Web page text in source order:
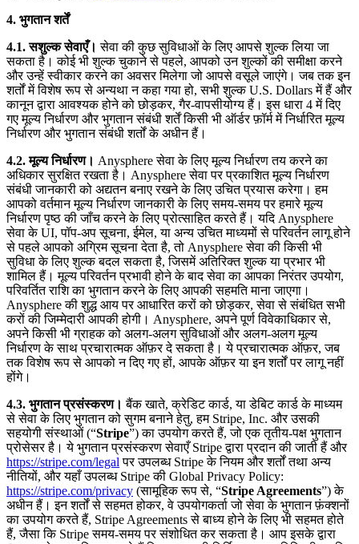
4. भुगतान शर्तें
4.1. सशुल्क सेवाएँ। सेवा की कुछ सुविधाओं के लिए आपसे शुल्क लिया जा
सकता है। कोई भी शुल्क चुकाने से पहले, आपको उन शुल्कों की समीक्षा करने
और उन्हें स्वीकार करने का अवसर मिलेगा जो आपसे वसूले जाएंगे। जब तक इन
शर्तों में विशेष रूप से अन्यथा न कहा गया हो, सभी शुल्क U.S. Dollars में हैं और
कानून द्वारा आवश्यक होने को छोड़कर, गैर-वापसीयोग्य हैं। इस धारा 4 में दिए
गए मूल्य निर्धारण और भुगतान संबंधी शर्तें किसी भी ऑर्डर फ़ॉर्म में निर्धारित मूल्य
निर्धारण और भुगतान संबंधी शर्तों के अधीन हैं।
4.2. मूल्य निर्धारण। Anysphere सेवा के लिए मूल्य निर्धारण तय करने का
अधिकार सुरक्षित रखता है। Anysphere सेवा पर प्रकाशित मूल्य निर्धारण
संबंधी जानकारी को अद्यतन बनाए रखने के लिए उचित प्रयास करेगा। हम
आपको वर्तमान मूल्य निर्धारण जानकारी के लिए समय-समय पर हमारे मूल्य
निर्धारण पृष्ठ की जाँच करने के लिए प्रोत्साहित करते हैं। यदि Anysphere
सेवा के UI, पॉप-अप सूचना, ईमेल, या अन्य उचित माध्यमों से परिवर्तन लागू होने
से पहले आपको अग्रिम सूचना देता है, तो Anysphere सेवा की किसी भी
सुविधा के लिए शुल्क बदल सकता है, जिसमें अतिरिक्त शुल्क या प्रभार भी
शामिल हैं। मूल्य परिवर्तन प्रभावी होने के बाद सेवा का आपका निरंतर उपयोग,
परिवर्तित राशि का भुगतान करने के लिए आपकी सहमति माना जाएगा।
Anysphere की शुद्ध आय पर आधारित करों को छोड़कर, सेवा से संबंधित सभी
करों की जिम्मेदारी आपकी होगी। Anysphere, अपने पूर्ण विवेकाधिकार से,
अपने किसी भी ग्राहक को अलग-अलग सुविधाओं और अलग-अलग मूल्य
निर्धारण के साथ प्रचारात्मक ऑफ़र दे सकता है। ये प्रचारात्मक ऑफ़र, जब
तक विशेष रूप से आपको न दिए गए हों, आपके ऑफ़र या इन शर्तों पर लागू नहीं
होंगे।
4.3. भुगतान प्रसंस्करण। बैंक खाते, क्रेडिट कार्ड, या डेबिट कार्ड के माध्यम
से सेवा के लिए भुगतान को सुगम बनाने हेतु, हम Stripe, Inc. और उसकी
सहयोगी संस्थाओं (“Stripe”) का उपयोग करते हैं, जो एक तृतीय-पक्ष भुगतान
प्रोसेसर है। ये भुगतान प्रसंस्करण सेवाएँ Stripe द्वारा प्रदान की जाती हैं और
https://stripe.com/legal पर उपलब्ध Stripe के नियम और शर्तों तथा अन्य
नीतियों, और यहाँ उपलब्ध Stripe की Global Privacy Policy:
https://stripe.com/privacy (सामूहिक रूप से, “Stripe Agreements”) के
अधीन हैं। इन शर्तों से सहमत होकर, वे उपयोगकर्ता जो सेवा के भुगतान फ़ंक्शनों
का उपयोग करते हैं, Stripe Agreements से बाध्य होने के लिए भी सहमत होते
हैं, जैसा कि Stripe समय-समय पर संशोधित कर सकता है। आप इसके द्वारा